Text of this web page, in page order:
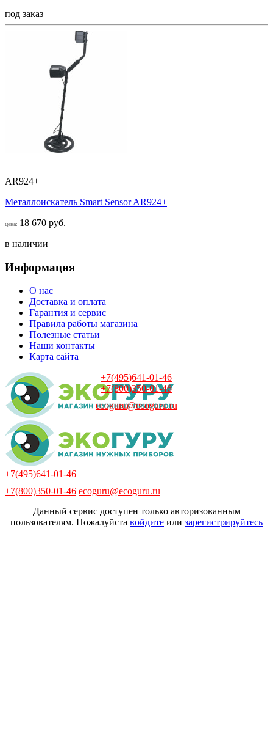
под заказ
AR924+
Металлоискатель Smart Sensor AR924+
цена: 18 670 руб.
в наличии
Информация
О нас
Доставка и оплата
Гарантия и сервис
Правила работы магазина
Полезные статьи
Наши контакты
Карта сайта
+7(495)641-01-46
+7(800)350-01-46
ecoguru@ecoguru.ru
+7(495)641-01-46
+7(800)350-01-46 ecoguru@ecoguru.ru
Данный сервис доступен только авторизованным
пользователям. Пожалуйста войдите или зарегистрируйтесь